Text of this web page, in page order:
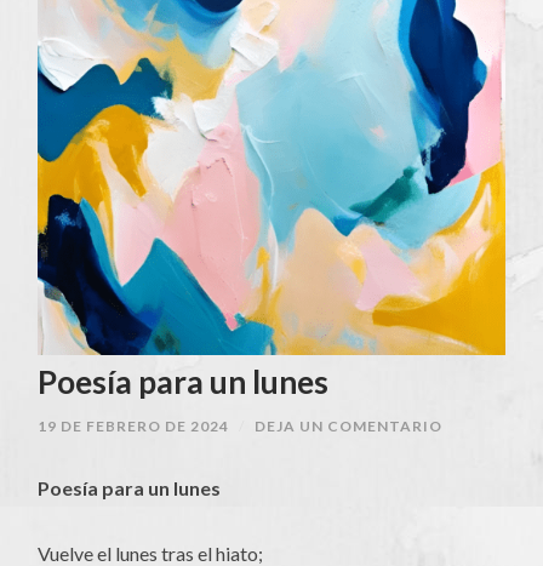
Poesía para un lunes
19 DE FEBRERO DE 2024 DEJA UN COMENTARIO
Poesía para un lunes
Vuelve el lunes tras el hiato;